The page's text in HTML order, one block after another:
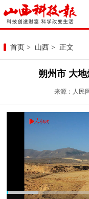
首页 > 山西 > 正文
朔州市 大
来源：人民